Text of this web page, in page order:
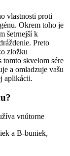
vlastnosti proti
Okrem toho je
šetrnejší k
Preto
zložku
skvelom sére
a omladzuje vašu
aplikácii.
vnútorne
a B-buniek,